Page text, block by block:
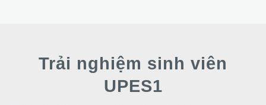
Trải nghiệm sinh viên
UPES1